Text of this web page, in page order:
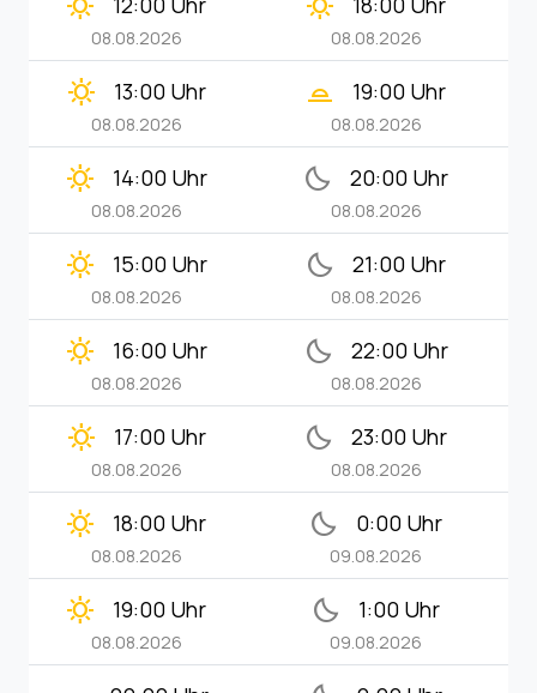
08.08.2026 08.08.2026
clear_day 13:00 Uhr
08.08.2026
wb_twilight_2 19:00 Uhr
08.08.2026
clear_day 14:00 Uhr
08.08.2026
bedtime 20:00 Uhr
08.08.2026
clear_day 15:00 Uhr
08.08.2026
bedtime 21:00 Uhr
08.08.2026
clear_day 16:00 Uhr
08.08.2026
bedtime 22:00 Uhr
08.08.2026
clear_day 17:00 Uhr
08.08.2026
bedtime 23:00 Uhr
08.08.2026
clear_day 18:00 Uhr
08.08.2026
bedtime 0:00 Uhr
09.08.2026
clear_day 19:00 Uhr
08.08.2026
bedtime 1:00 Uhr
09.08.2026